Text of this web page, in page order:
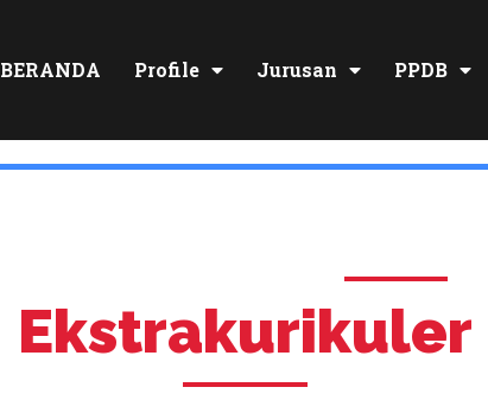
BERANDA Profile Jurusan PPDB
Ekstrakurikuler